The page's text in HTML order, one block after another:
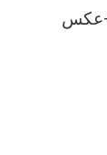
+عکس